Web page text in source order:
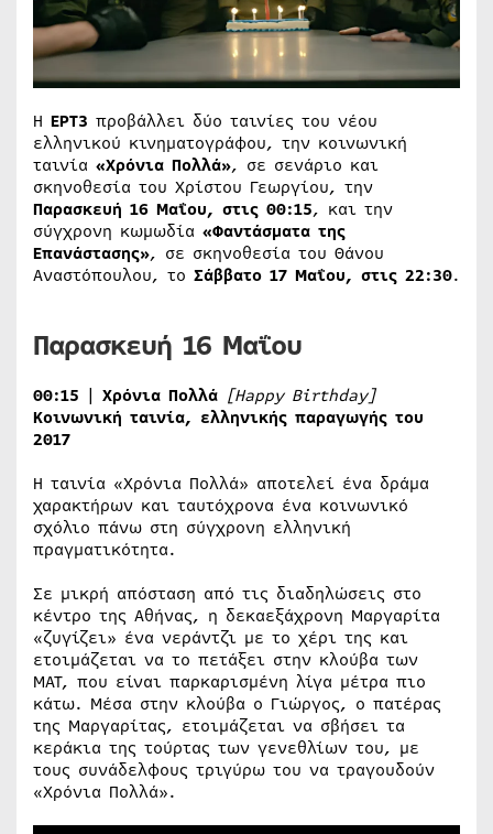
Η ΕΡΤ3 προβάλλει δύο ταινίες του νέου
ελληνικού κινηματογράφου, την κοινωνική
ταινία «Χρόνια Πολλά», σε σενάριο και
σκηνοθεσία του Χρίστου Γεωργίου, την
Παρασκευή 16 Μαΐου, στις 00:15, και την
σύγχρονη κωμωδία «Φαντάσματα της
Επανάστασης», σε σκηνοθεσία του Θάνου
Αναστόπουλου, το Σάββατο 17 Μαΐου, στις 22:30.
Παρασκευή 16 Μαΐου
00:15 | Χρόνια Πολλά [Happy Birthday]
Κοινωνική ταινία, ελληνικής παραγωγής του
2017
Η ταινία «Χρόνια Πολλά» αποτελεί ένα δράμα
χαρακτήρων και ταυτόχρονα ένα κοινωνικό
σχόλιο πάνω στη σύγχρονη ελληνική
πραγματικότητα.
Σε μικρή απόσταση από τις διαδηλώσεις στο
κέντρο της Αθήνας, η δεκαεξάχρονη Μαργαρίτα
«ζυγίζει» ένα νεράντζι με το χέρι της και
ετοιμάζεται να το πετάξει στην κλούβα των
ΜΑΤ, που είναι παρκαρισμένη λίγα μέτρα πιο
κάτω. Μέσα στην κλούβα ο Γιώργος, ο πατέρας
της Μαργαρίτας, ετοιμάζεται να σβήσει τα
κεράκια της τούρτας των γενεθλίων του, με
τους συνάδελφους τριγύρω του να τραγουδούν
«Χρόνια Πολλά».